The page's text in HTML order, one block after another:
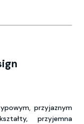
przyjaznym
przyjemna